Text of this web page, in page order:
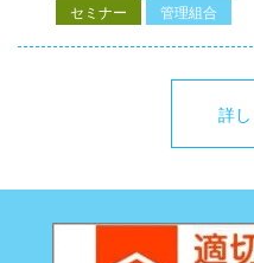
セミナー 管理組合
詳